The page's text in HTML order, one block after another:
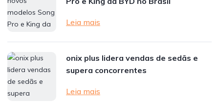
Leia mais
onix plus lidera vendas de sedãs e
supera concorrentes
Leia mais